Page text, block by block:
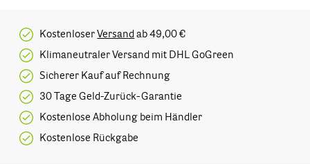
KostenloserVersand ab 49,00 €
Klimaneutraler Versand mit DHL GoGreen
Sicherer Kauf auf Rechnung
30 Tage Geld-Zurück-Garantie
Kostenlose Abholung beim Händler
Kostenlose Rückgabe